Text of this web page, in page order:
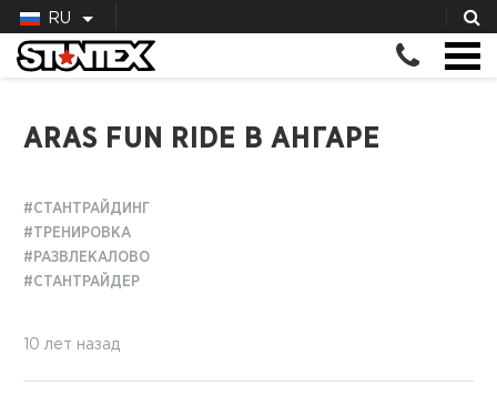
RU
ARAS FUN RIDE В АНГАРЕ
#СТАНТРАЙДИНГ
#ТРЕНИРОВКА
#РАЗВЛЕКАЛОВО
#СТАНТРАЙДЕР
10 лет назад